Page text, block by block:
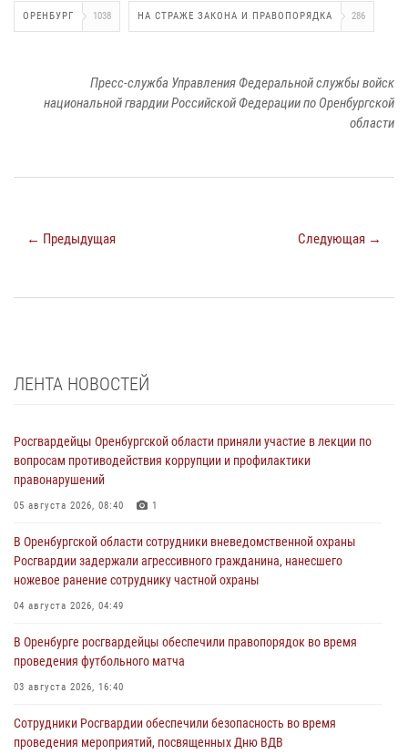
ОРЕНБУРГ 1038 НА СТРАЖЕ ЗАКОНА И ПРАВОПОРЯДКА 286
Пресс-служба Управления Федеральной службы войск
национальной гвардии Российской Федерации по Оренбургской
области
← Предыдущая Следующая →
ЛЕНТА НОВОСТЕЙ
Росгвардейцы Оренбургской области приняли участие в лекции по
вопросам противодействия коррупции и профилактики
правонарушений
05 августа 2026, 08:40 1
В Оренбургской области сотрудники вневедомственной охраны
Росгвардии задержали агрессивного гражданина, нанесшего
ножевое ранение сотруднику частной охраны
04 августа 2026, 04:49
В Оренбурге росгвардейцы обеспечили правопорядок во время
проведения футбольного матча
03 августа 2026, 16:40
Сотрудники Росгвардии обеспечили безопасность во время
проведения мероприятий, посвященных Дню ВДВ